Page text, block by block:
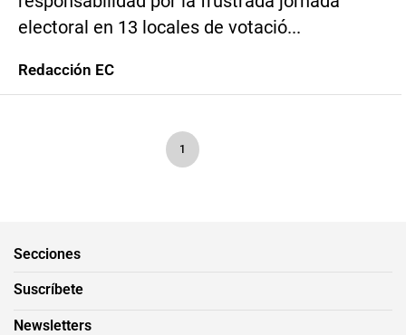
electoral en 13 locales de votació...
Redacción EC
1
Secciones
Suscríbete
Newsletters